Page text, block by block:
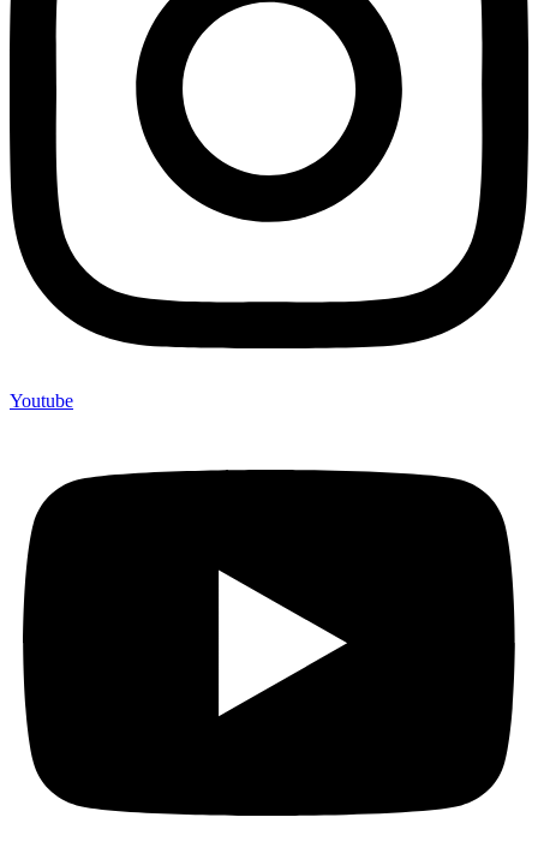
Youtube